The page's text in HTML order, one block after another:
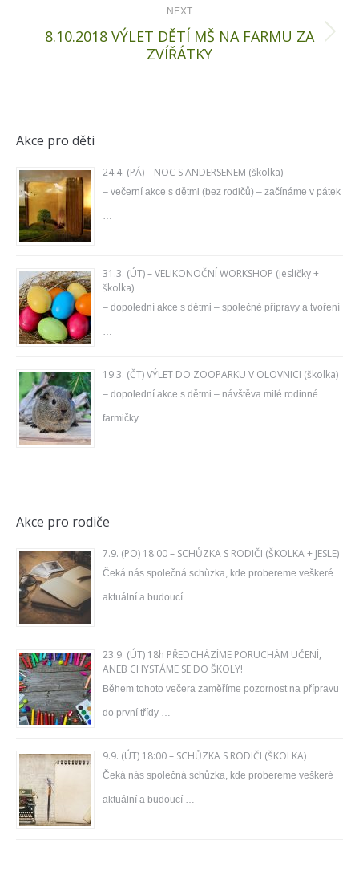
NEXT
Next
8.10.2018 VÝLET DĚTÍ MŠ NA FARMU ZA
ZVÍŘÁTKY
Akce pro děti
24.4. (PÁ) – NOC S ANDERSENEM (školka)
– večerní akce s dětmi (bez rodičů) – začínáme v pátek
…
31.3. (ÚT) – VELIKONOČNÍ WORKSHOP (jesličky +
školka)
– dopolední akce s dětmi – společné přípravy a tvoření
…
19.3. (ČT) VÝLET DO ZOOPARKU V OLOVNICI (školka)
– dopolední akce s dětmi – návštěva milé rodinné
farmičky …
Akce pro rodiče
7.9. (PO) 18:00 – SCHŮZKA S RODIČI (ŠKOLKA + JESLE)
Čeká nás společná schůzka, kde probereme veškeré
aktuální a budoucí …
23.9. (ÚT) 18h PŘEDCHÁZÍME PORUCHÁM UČENÍ,
ANEB CHYSTÁME SE DO ŠKOLY!
Během tohoto večera zaměříme pozornost na přípravu
do první třídy …
9.9. (ÚT) 18:00 – SCHŮZKA S RODIČI (ŠKOLKA)
Čeká nás společná schůzka, kde probereme veškeré
aktuální a budoucí …